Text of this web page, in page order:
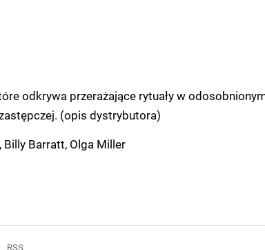
odkrywa przerażające rytuały w
(opis dystrybutora)
Billy Barratt, Olga Miller
RSS